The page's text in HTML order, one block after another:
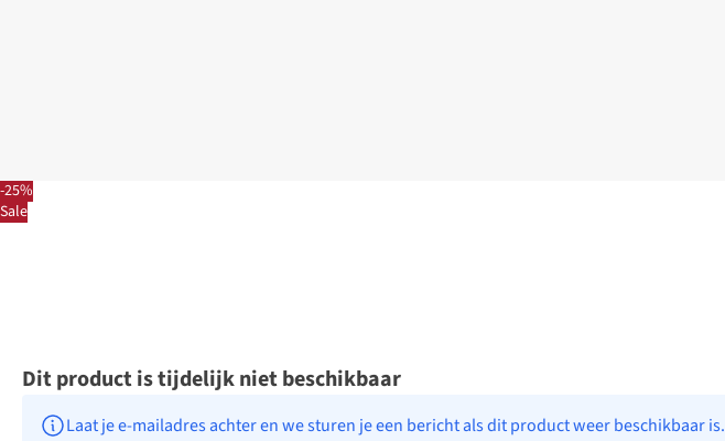
-25%
Sale
Dit product is tijdelijk niet beschikbaar
Laat je e-mailadres achter en we sturen je een bericht als dit product weer beschikbaar is.